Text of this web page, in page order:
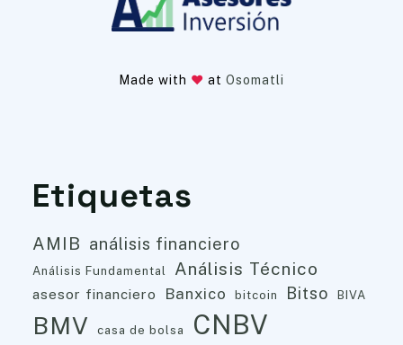
Made with at Osomatli
Etiquetas
AMIB análisis financiero
Análisis Fundamental Análisis Técnico
asesor financiero Banxico bitcoin Bitso BIVA
BMV casa de bolsa CNBV